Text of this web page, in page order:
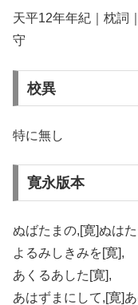
天平12年年紀｜枕詞
守
校異
特に無し
寛永版本
ぬばたまの,[寛]ぬは
よるみしきみを[寛],
あくるあした[寛],
あはずまにして,[寛]